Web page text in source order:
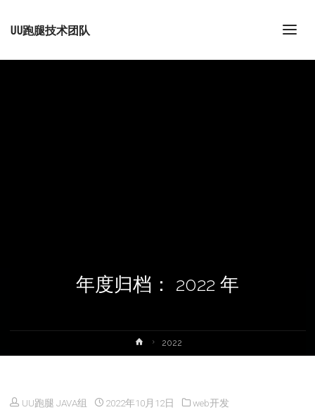
UU跑腿技术团队
年度归档： 2022 年
首
页
2022
UU跑腿 JAVA组 2022年10月12日 web开发